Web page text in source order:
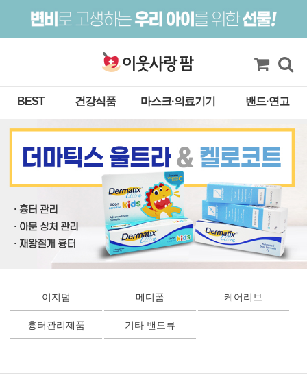
BEST 건강식품 마스크·의료기기 밴드·연고
이지덤 메디폼 케어리브
흉터관리제품 기타 밴드류